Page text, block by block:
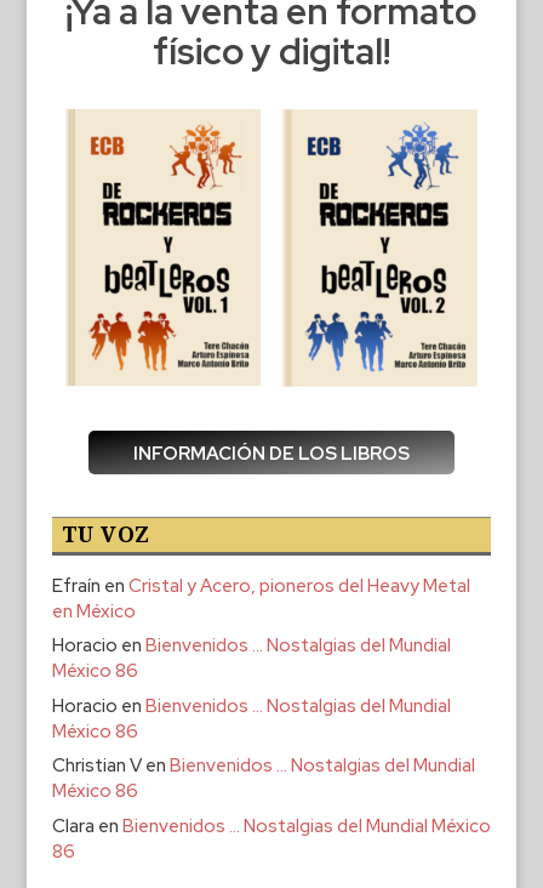
¡Ya a la venta en formato
físico y digital!
INFORMACIÓN DE LOS LIBROS
TU VOZ
Efraín en Cristal y Acero, pioneros del Heavy Metal
en México
Horacio en Bienvenidos … Nostalgias del Mundial
México 86
Horacio en Bienvenidos … Nostalgias del Mundial
México 86
Christian Ven Bienvenidos … Nostalgias del Mundial
México 86
Clara en Bienvenidos … Nostalgias del Mundial México
86